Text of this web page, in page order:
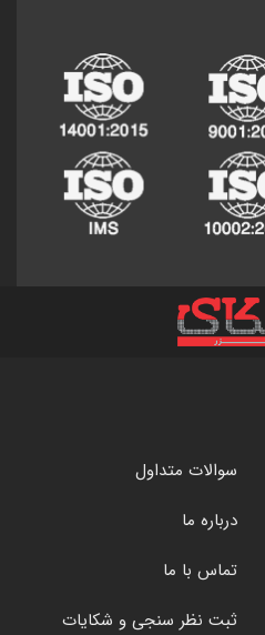
سوالات متداول
درباره ما
تماس با ما
ثبت نظر سنجی و شکایات